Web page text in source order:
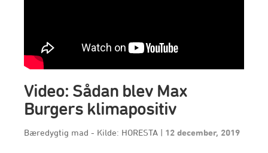
Video: Sådan blev Max
Burgers klimapositiv
Bæredygtig mad - Kilde: HORESTA | 12 december, 2019